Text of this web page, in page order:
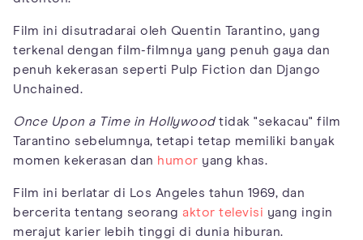
Film ini disutradarai oleh Quentin Tarantino, yang
terkenal dengan film-filmnya yang penuh gaya dan
penuh kekerasan seperti Pulp Fiction dan Django
Unchained.
Once Upon a Time in Hollywoodtidak "sekacau" film
Tarantino sebelumnya, tetapi tetap memiliki banyak
momen kekerasan dan humor yang khas.
Film ini berlatar di Los Angeles tahun 1969, dan
bercerita tentang seorang aktor televisi yang ingin
merajut karier lebih tinggi di dunia hiburan.